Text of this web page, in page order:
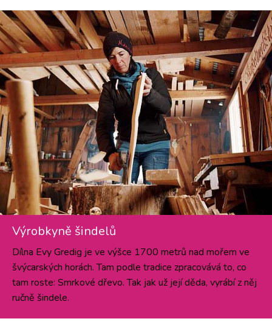
Výrobkyně šindelů
Dílna Evy Gredig je ve výšce 1700 metrů nad mořem ve
švýcarských horách. Tam podle tradice zpracovává to, co
tam roste: Smrkové dřevo. Tak jak už její děda, vyrábí z něj
ručně šindele.